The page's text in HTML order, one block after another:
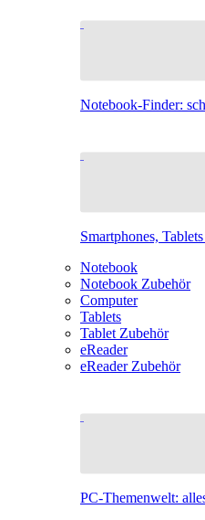
Notebook-Finder:
Smartphones,
Notebook
Notebook Zubehör
Computer
Tablets
Tablet Zubehör
eReader
eReader Zubehör
PC-Themenwelt: